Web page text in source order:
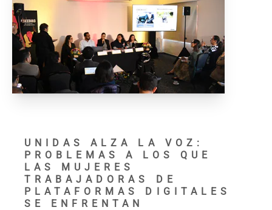
UNIDAS ALZA LA VOZ:
PROBLEMAS A LOS QUE
LAS MUJERES
TRABAJADORAS DE
PLATAFORMAS DIGITALES
SE ENFRENTAN